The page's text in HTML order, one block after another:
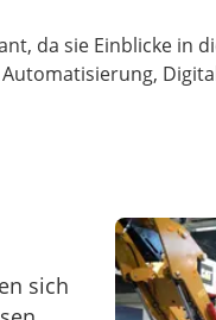
da sie Einblicke in
sich